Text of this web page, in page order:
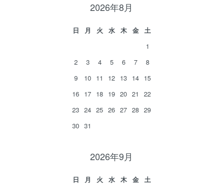
2026年8月
日 月 火 水 木 金
土
1
2
3 4 5 6 7
8
9
10 11 12 13 14 15
16 17 18 19 20 21
22
23 24 25 26 27 28 29
30 31
2026年9月
日 月 火 水 木 金
土